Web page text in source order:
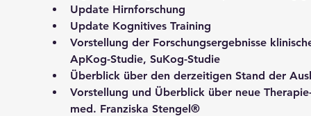
Update Hirnforschung
Update Kognitives Training
Vorstellung der Forschungsergebnisse
ApKog-Studie, SuKog-Studie
Überblick über den derzeitigen Stand der
Vorstellung und Überblick über neue
med. Franziska Stengel®